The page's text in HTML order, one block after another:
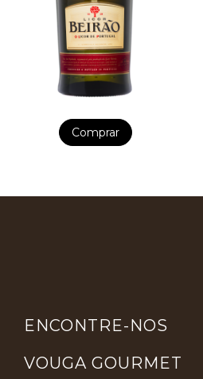
Comprar
ENCONTRE-NOS
VOUGA GOURMET